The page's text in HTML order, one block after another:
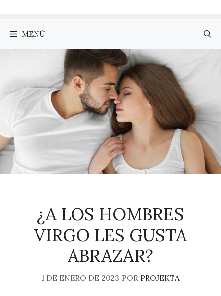
MENÚ
¿A LOS HOMBRES
VIRGO LES GUSTA
ABRAZAR?
1 DE ENERO DE 2023 POR PROJEKTA